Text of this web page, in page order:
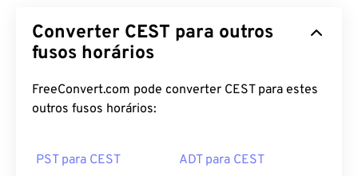
Converter CEST para outros
fusos horários
FreeConvert.com pode converter CEST para estes
outros fusos horários:
PST para CEST ADT para CEST